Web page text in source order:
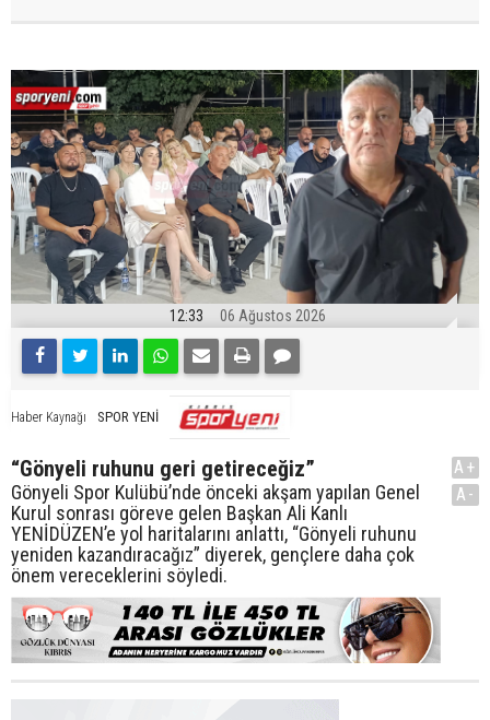
12:33 06 Ağustos 2026
Haber Kaynağı SPOR YENİ
“Gönyeli ruhunu geri getireceğiz”
Gönyeli Spor Kulübü’nde önceki akşam yapılan Genel
Kurul sonrası göreve gelen Başkan Ali Kanlı
YENİDÜZEN’e yol haritalarını anlattı, “Gönyeli ruhunu
yeniden kazandıracağız” diyerek, gençlere daha çok
önem vereceklerini söyledi.
A+
A-